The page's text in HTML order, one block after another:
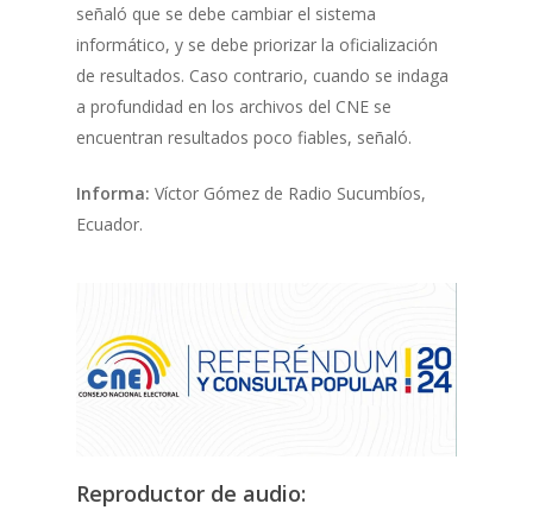
señaló que se debe cambiar el sistema
informático, y se debe priorizar la oficialización
de resultados. Caso contrario, cuando se indaga
a profundidad en los archivos del CNE se
encuentran resultados poco fiables, señaló.
Informa: Víctor Gómez de Radio Sucumbíos,
Ecuador.
Reproductor de audio: